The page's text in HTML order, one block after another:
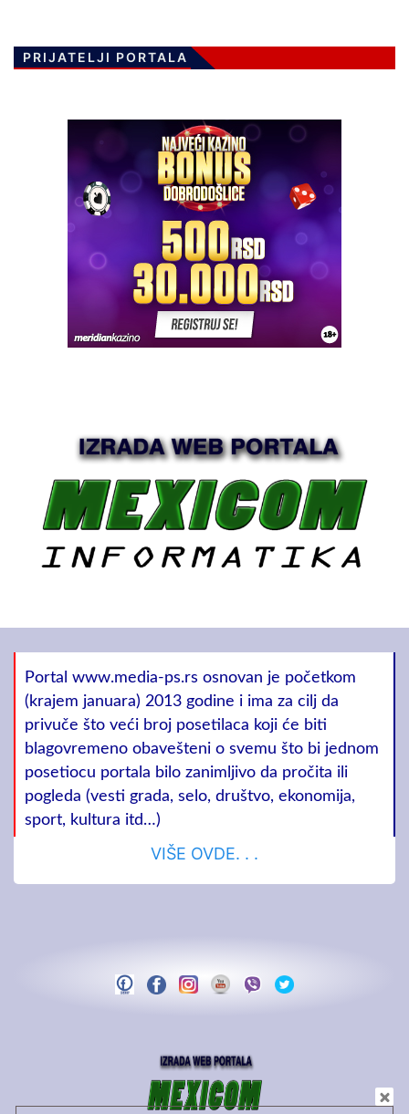
PRIJATELJI PORTALA
Portal www.media-ps.rs osnovan je početkom
(krajem januara) 2013 godine i ima za cilj da
privuče što veći broj posetilaca koji će biti
blagovremeno obavešteni o svemu što bi jednom
posetiocu portala bilo zanimljivo da pročita ili
pogleda (vesti grada, selo, društvo, ekonomija,
sport, kultura itd…)
VIŠE OVDE. . .